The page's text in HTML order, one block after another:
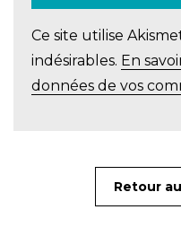
Ce site utilise
indésirables. En
données de vos
Retour